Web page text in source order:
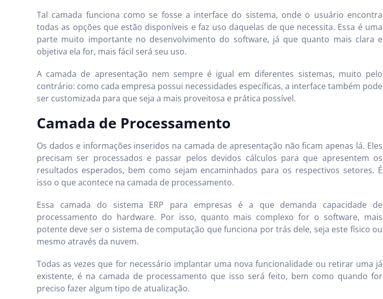
Tal camada funciona como se fosse a interface do sistema, onde o usuário encontra
todas as opções que estão disponíveis e faz uso daquelas de que necessita. Essa é uma
parte muito importante no desenvolvimento do software, já que quanto mais clara e
objetiva ela for, mais fácil será seu uso.
A camada de apresentação nem sempre é igual em diferentes sistemas, muito pelo
contrário: como cada empresa possui necessidades específicas, a interface também pode
ser customizada para que seja a mais proveitosa e prática possível.
Camada de Processamento
Os dados e informações inseridos na camada de apresentação não ficam apenas lá. Eles
precisam ser processados e passar pelos devidos cálculos para que apresentem os
resultados esperados, bem como sejam encaminhados para os respectivos setores. É
isso o que acontece na camada de processamento.
Essa camada do sistema ERP para empresas é a que demanda capacidade de
processamento do hardware. Por isso, quanto mais complexo for o software, mais
potente deve ser o sistema de computação que funciona por trás dele, seja este físico ou
mesmo através da nuvem.
Todas as vezes que for necessário implantar uma nova funcionalidade ou retirar uma já
existente, é na camada de processamento que isso será feito, bem como quando for
preciso fazer algum tipo de atualização.